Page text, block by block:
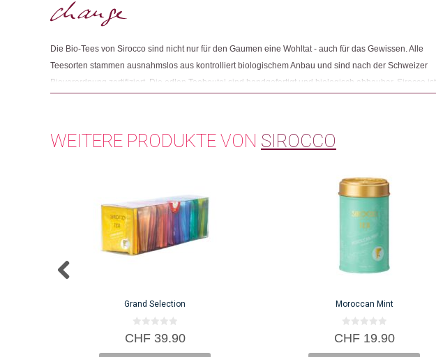
Die Bio-Tees von Sirocco sind nicht nur für den Gaumen eine Wohltat - auch für das Gewissen. Alle
Teesorten stammen ausnahmslos aus kontrolliert biologischem Anbau und sind nach der Schweizer
Bioverordnung zertifiziert. Die edlen Teebeutel sind handgefertigt und biologisch abbaubar. Sirocco ist
WEITERE PRODUKTE VON SIROCCO
Grand Selection
0
v
CHF39.90
Moroccan Mint
0
v
CHF19.90